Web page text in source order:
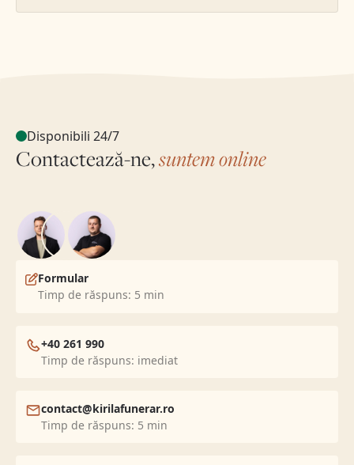
Disponibili 24/7
Contactează-ne,suntem online
Formular
Timp de răspuns: 5 min
+40 261 990
Timp de răspuns: imediat
contact@kirilafunerar.ro
Timp de răspuns: 5 min